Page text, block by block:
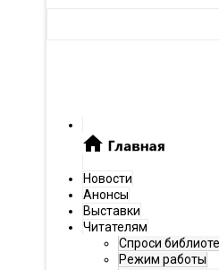
Цикл видеолекций
Цикл видеолекций
Новости
Анонсы
Выставки
Читателям
Спроси
Режим работы